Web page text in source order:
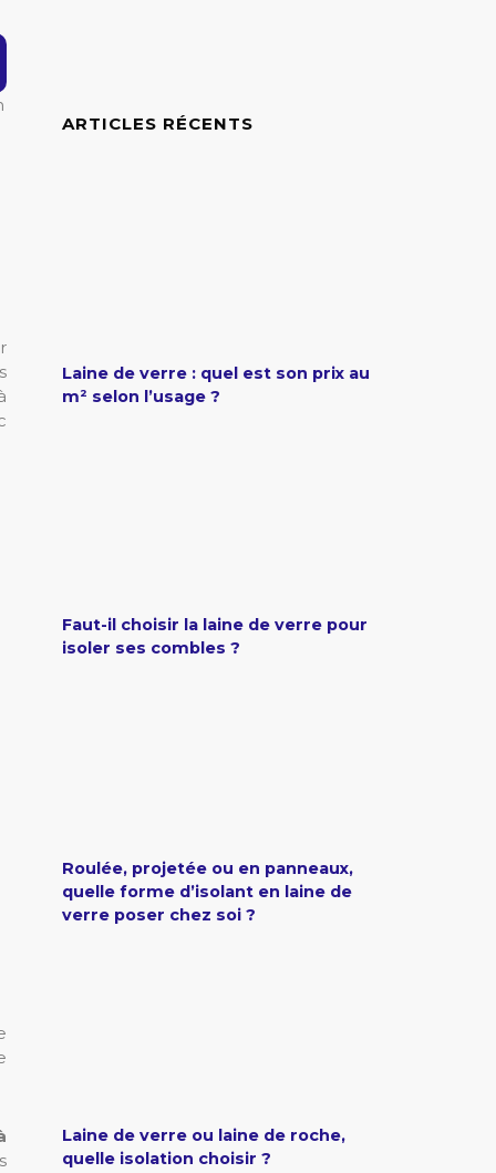
ARTICLES RÉCENTS
Laine de verre : quel est son prix au
m² selon l’usage ?
Faut-il choisir la laine de verre pour
isoler ses combles ?
Roulée, projetée ou en panneaux,
quelle forme d’isolant en laine de
verre poser chez soi ?
Laine de verre ou laine de roche,
quelle isolation choisir ?